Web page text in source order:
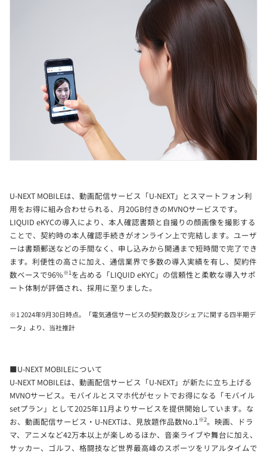
U-NEXT MOBILEは、動画配信サービス「U-NEXT」とスマートフォン利
用をお得に組み合わせられる、月20GB付きのMVNOサービスです。
LIQUID eKYCの導入により、本人確認書類と自撮りの顔画像を撮影する
ことで、契約時の本人確認手続きがオンライン上で完結します。ユーザ
ーは書類郵送などの手間なく、申し込みから開通まで短時間で完了でき
ます。利便性の高さに加え、通信業界で多数の導入実績を有し、契約件
数ベースで96%※1を占める「LIQUID eKYC」の信頼性と柔軟な導入サポ
ート体制が評価され、採用に至りました。
※1 2024年9月30日時点。「電気通信サービスの契約数及びシェアに関する四半期デ
ータ」より、当社推計
■U-NEXT MOBILEについて
U-NEXT MOBILEは、動画配信サービス「U-NEXT」が新たに立ち上げる
MVNOサービス。モバイルとスマホ代がセットでお得になる「モバイル
setプラン」として2025年11月よりサービスを提供開始しています。な
お、動画配信サービス・U-NEXTは、見放題作品数No.1※2。映画、ドラ
マ、アニメなど42万本以上が楽しめるほか、音楽ライブや舞台に加え、
サッカー、ゴルフ、格闘技など世界最高峰のスポーツをリアルタイムで